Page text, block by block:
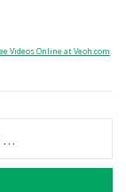
Videos Online at Veoh.com